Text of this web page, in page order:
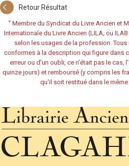
Retour Résultat
" Membre du Syndicat du Livre Ancien et
Internationale du Livre Ancien (LILA, ou
selon les usages de la profession.
conformes à la description qui figure dans
erreur ou d'un oubli, ce n'était pas le cas,
quinze jours) et remboursé (y compris les
qu'il soit restitué dans le